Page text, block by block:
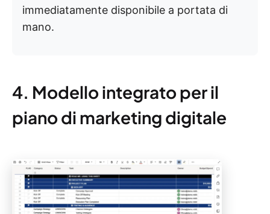
immediatamente disponibile a portata di
mano.
4. Modello integrato per il
piano di marketing digitale